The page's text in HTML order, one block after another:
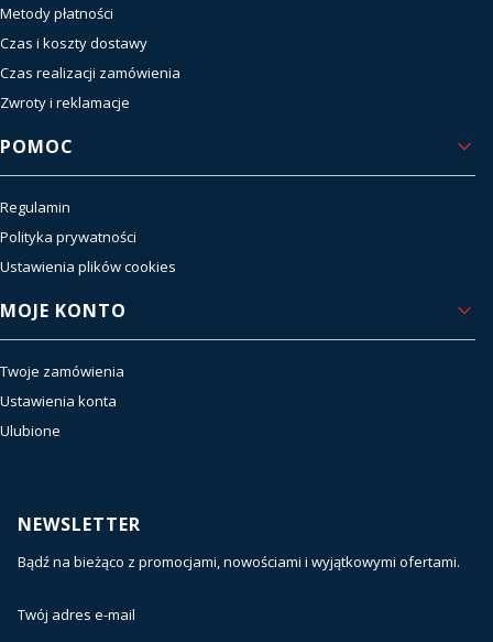
Metody płatności
Czas i koszty dostawy
Czas realizacji zamówienia
Zwroty i reklamacje
POMOC
Regulamin
Polityka prywatności
Ustawienia plików cookies
MOJE KONTO
Twoje zamówienia
Ustawienia konta
Ulubione
NEWSLETTER
Bądź na bieżąco z promocjami, nowościami i wyjątkowymi ofertami.
Twój adres e-mail